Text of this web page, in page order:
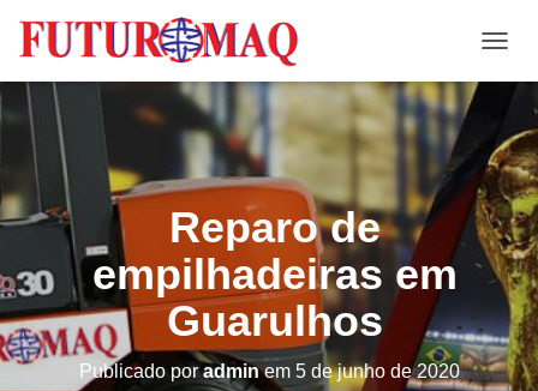
L
R
N
A
R
N
A
V
G
A
Ç
Reparo de
empilhadeiras em
Guarulhos
Publicado poradminem 5 de junho de 2020